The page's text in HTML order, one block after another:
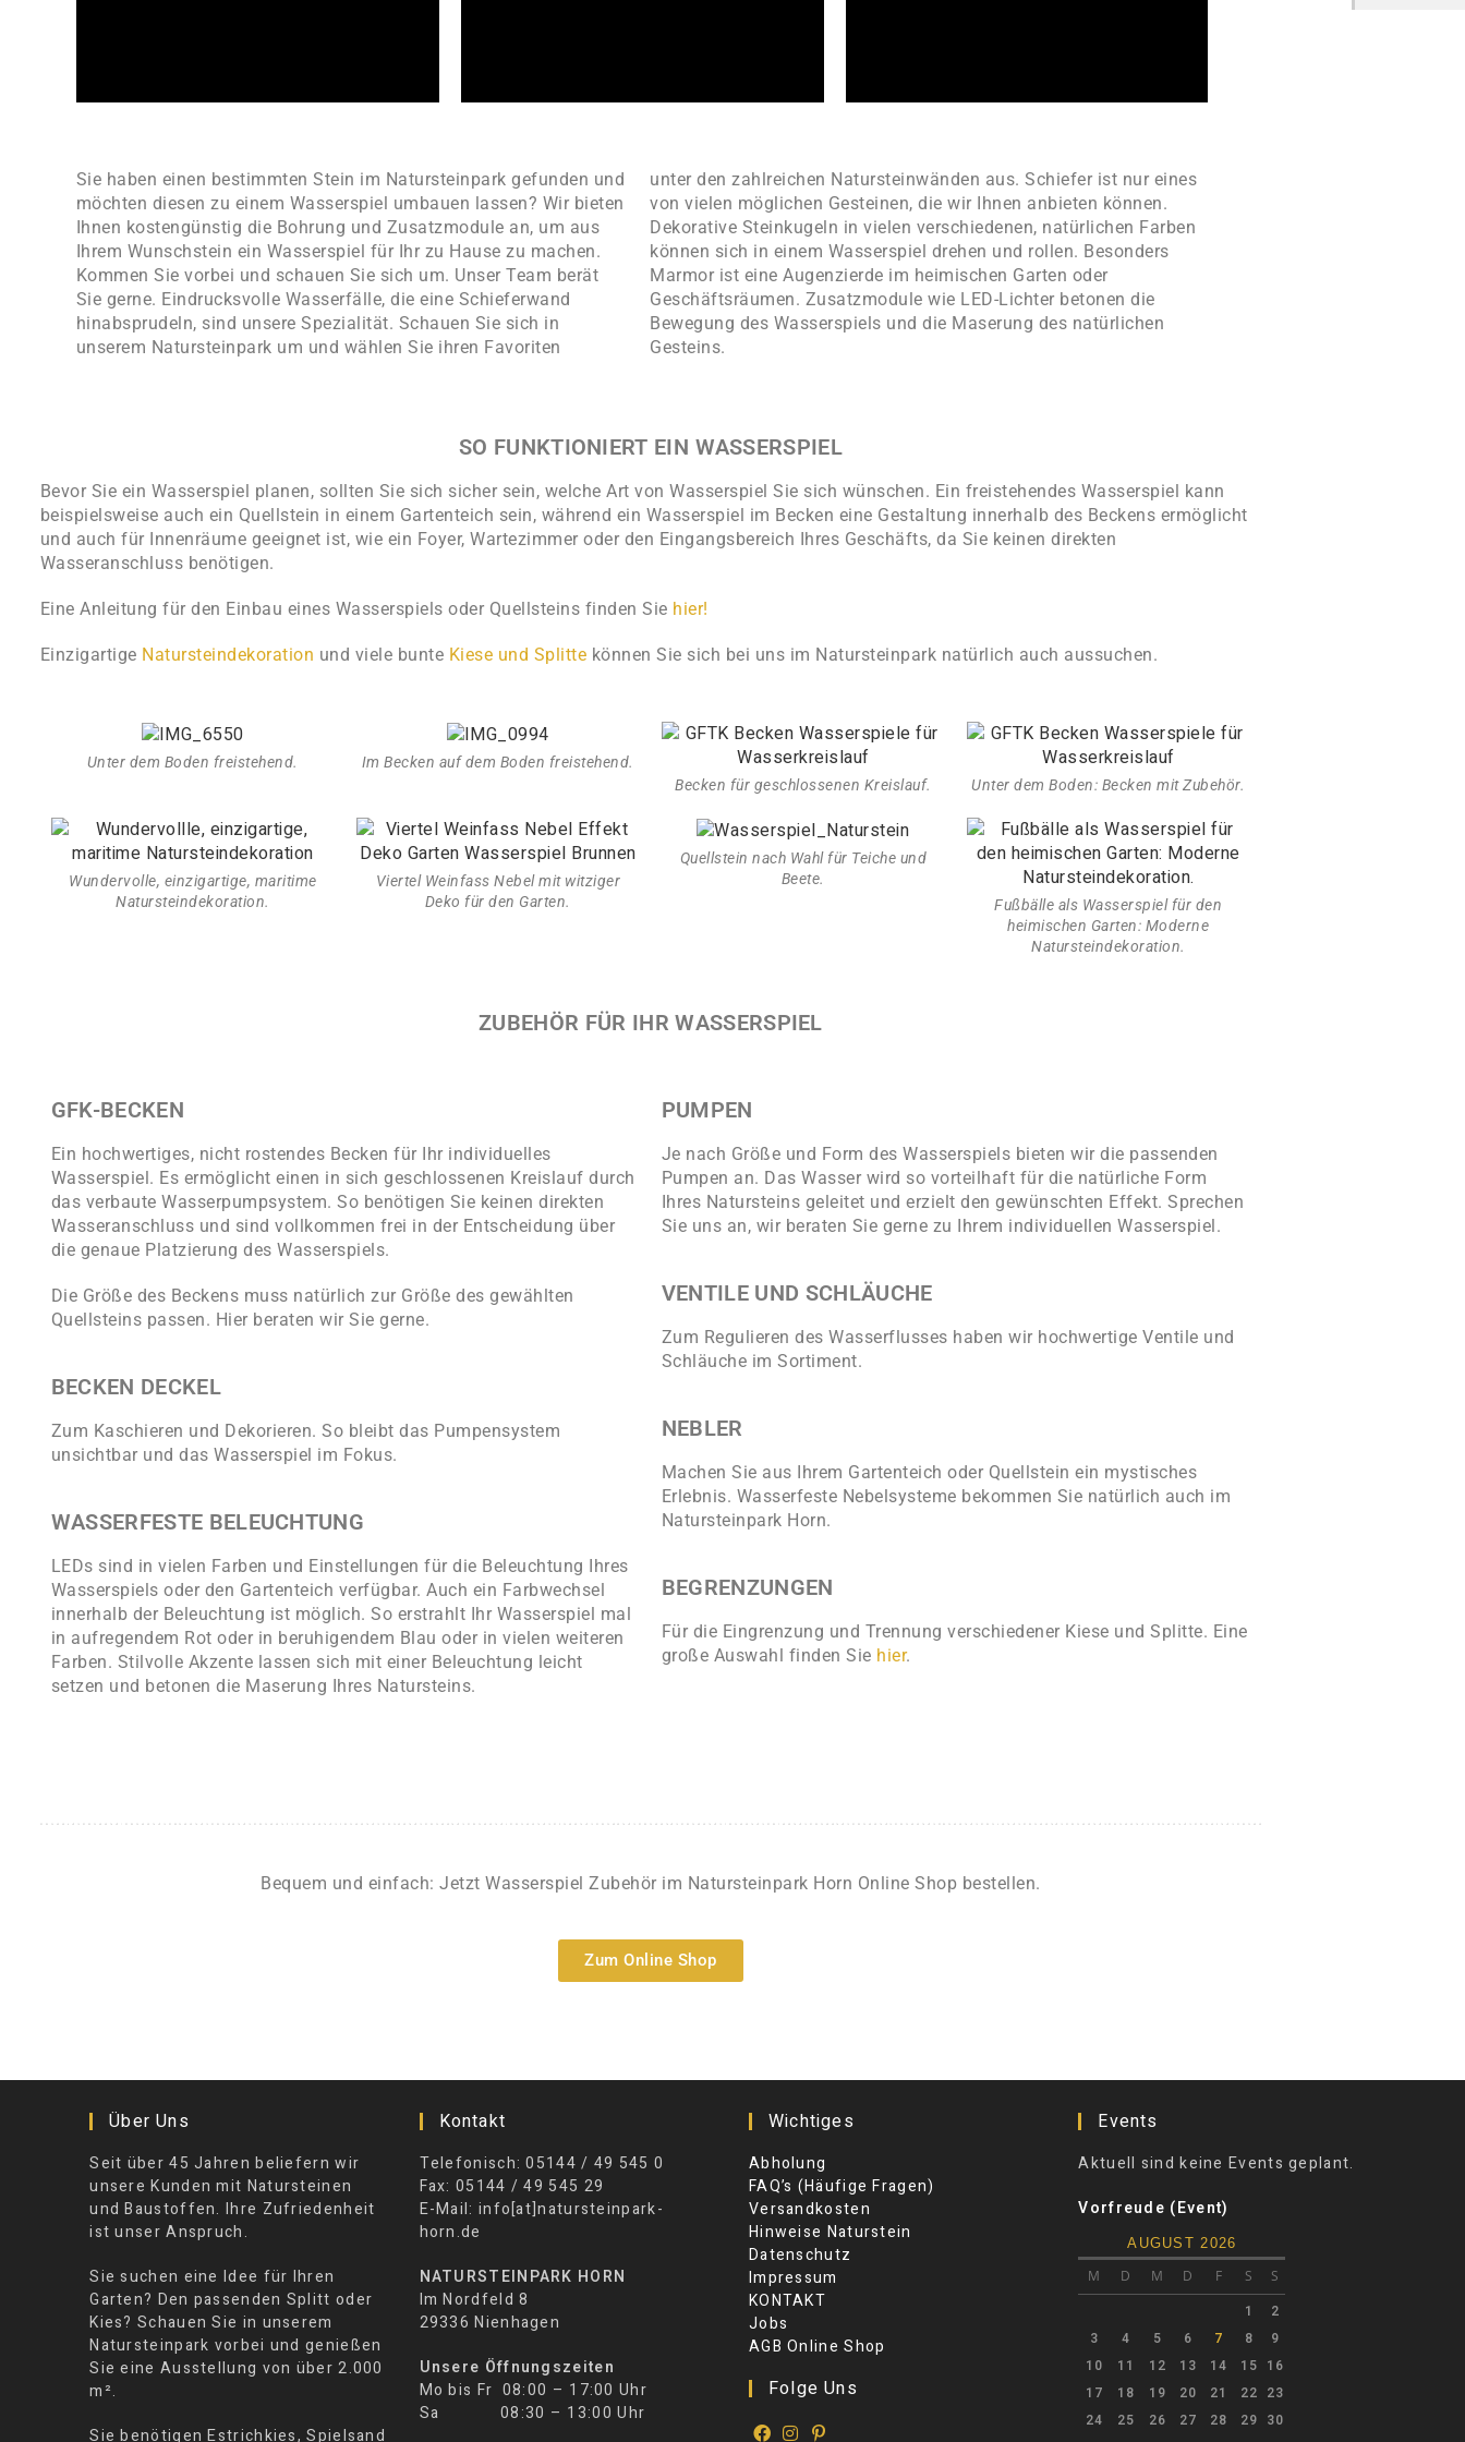
Sie haben einen bestimmten Stein im Natursteinpark gefunden und
möchten diesen zu einem Wasserspiel umbauen lassen? Wir bieten
Ihnen kostengünstig die Bohrung und Zusatzmodule an, um aus
Ihrem Wunschstein ein Wasserspiel für Ihr zu Hause zu machen.
Kommen Sie vorbei und schauen Sie sich um. Unser Team berät
Sie gerne. Eindrucksvolle Wasserfälle, die eine Schieferwand
hinabsprudeln, sind unsere Spezialität. Schauen Sie sich in
unserem Natursteinpark um und wählen Sie ihren Favoriten
unter den zahlreichen Natursteinwänden aus. Schiefer ist nur eines
von vielen möglichen Gesteinen, die wir Ihnen anbieten können.
Dekorative Steinkugeln in vielen verschiedenen, natürlichen Farben
können sich in einem Wasserspiel drehen und rollen. Besonders
Marmor ist eine Augenzierde im heimischen Garten oder
Geschäftsräumen. Zusatzmodule wie LED-Lichter betonen die
Bewegung des Wasserspiels und die Maserung des natürlichen
Gesteins.
SO FUNKTIONIERT EIN WASSERSPIEL
Bevor Sie ein Wasserspiel planen, sollten Sie sich sicher sein, welche Art von Wasserspiel Sie sich wünschen. Ein freistehendes Wasserspiel kann
beispielsweise auch ein Quellstein in einem Gartenteich sein, während ein Wasserspiel im Becken eine Gestaltung innerhalb des Beckens ermöglicht
und auch für Innenräume geeignet ist, wie ein Foyer, Wartezimmer oder den Eingangsbereich Ihres Geschäfts, da Sie keinen direkten
Wasseranschluss benötigen.
Eine Anleitung für den Einbau eines Wasserspiels oder Quellsteins finden Sie hier!
Einzigartige Natursteindekoration und viele bunte Kiese und Splitte können Sie sich bei uns im Natursteinpark natürlich auch aussuchen.
Unter dem Boden freistehend.
Im Becken auf dem Boden freistehend.
Becken für geschlossenen Kreislauf.
Unter dem Boden: Becken mit Zubehör.
Wundervolle, einzigartige, maritime
Natursteindekoration.
Viertel Weinfass Nebel mit witziger
Deko für den Garten.
Quellstein nach Wahl für Teiche und
Beete.
Fußbälle als Wasserspiel für den
heimischen Garten: Moderne
Natursteindekoration.
ZUBEHÖR FÜR IHR WASSERSPIEL
GFK-BECKEN
Ein hochwertiges, nicht rostendes Becken für Ihr individuelles
Wasserspiel. Es ermöglicht einen in sich geschlossenen Kreislauf durch
das verbaute Wasserpumpsystem. So benötigen Sie keinen direkten
Wasseranschluss und sind vollkommen frei in der Entscheidung über
die genaue Platzierung des Wasserspiels.
Die Größe des Beckens muss natürlich zur Größe des gewählten
Quellsteins passen. Hier beraten wir Sie gerne.
BECKEN DECKEL
Zum Kaschieren und Dekorieren. So bleibt das Pumpensystem
unsichtbar und das Wasserspiel im Fokus.
WASSERFESTE BELEUCHTUNG
LEDs sind in vielen Farben und Einstellungen für die Beleuchtung Ihres
Wasserspiels oder den Gartenteich verfügbar. Auch ein Farbwechsel
innerhalb der Beleuchtung ist möglich. So erstrahlt Ihr Wasserspiel mal
in aufregendem Rot oder in beruhigendem Blau oder in vielen weiteren
Farben. Stilvolle Akzente lassen sich mit einer Beleuchtung leicht
setzen und betonen die Maserung Ihres Natursteins.
PUMPEN
Je nach Größe und Form des Wasserspiels bieten wir die passenden
Pumpen an. Das Wasser wird so vorteilhaft für die natürliche Form
Ihres Natursteins geleitet und erzielt den gewünschten Effekt. Sprechen
Sie uns an, wir beraten Sie gerne zu Ihrem individuellen Wasserspiel.
VENTILE UND SCHLÄUCHE
Zum Regulieren des Wasserflusses haben wir hochwertige Ventile und
Schläuche im Sortiment.
NEBLER
Machen Sie aus Ihrem Gartenteich oder Quellstein ein mystisches
Erlebnis. Wasserfeste Nebelsysteme bekommen Sie natürlich auch im
Natursteinpark Horn.
BEGRENZUNGEN
Für die Eingrenzung und Trennung verschiedener Kiese und Splitte. Eine
große Auswahl finden Sie hier.
Bequem und einfach: Jetzt Wasserspiel Zubehör im Natursteinpark Horn Online Shop bestellen.
Zum Online Shop
Über Uns
Seit über 45 Jahren beliefern wir
unsere Kunden mit Natursteinen
und Baustoffen. Ihre Zufriedenheit
ist unser Anspruch.
Sie suchen eine Idee für Ihren
Garten? Den passenden Splitt oder
Kies? Schauen Sie in unserem
Natursteinpark vorbei und genießen
Sie eine Ausstellung von über 2.000
m².
Sie benötigen Estrichkies, Spielsand
Kontakt
Telefonisch: 05144 / 49 545 0
Fax: 05144 / 49 545 29
E-Mail: info[at]natursteinpark-
horn.de
NATURSTEINPARK HORN
Im Nordfeld 8
29336 Nienhagen
Unsere Öffnungszeiten
Mo bis Fr 08:00 – 17:00 Uhr
Sa 08:30 – 13:00 Uhr
Wichtiges
Abholung
FAQ’s (Häufige Fragen)
Versandkosten
Hinweise Naturstein
Datenschutz
Impressum
KONTAKT
Jobs
AGB Online Shop
Folge Uns
Events
Aktuell sind keine Events geplant.
Vorfreude (Event)
AUGUST 2026
M D M D F S S
1
2
3
4 5 6 7 8
9
10
11 12 13 14 15 16
17
18 19 20 21 22 23
24
25 26 27 28 29 30